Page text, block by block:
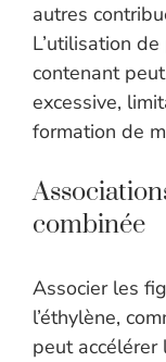
autres
L’utilisation
contenant
excessive,
formation de
combinée
Associer les
l’éthylène,
peut